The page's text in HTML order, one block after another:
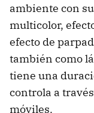
ambiente con
multicolor,
efecto de
también como
tiene una
controla a
móviles.